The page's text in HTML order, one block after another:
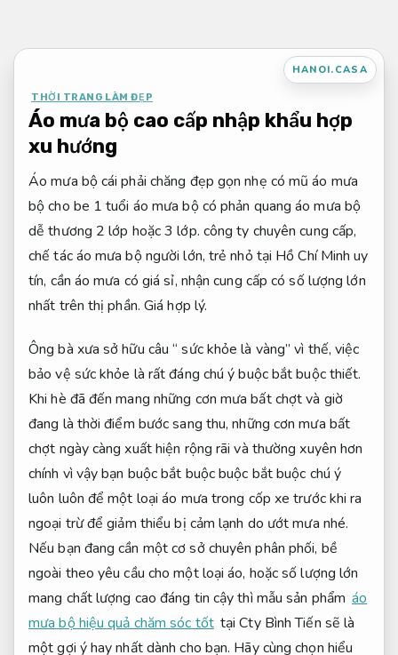
nội
HANOI.CASA
THỜI TRANG LÀM ĐẸP
Áo mưa bộ cao cấp nhập khẩu hợp
xu hướng
Áo mưa bộ cái phải chăng đẹp gọn nhẹ có mũ áo mưa
bộ cho be 1 tuổi áo mưa bộ có phản quang áo mưa bộ
dễ thương 2 lớp hoặc 3 lớp. công ty chuyên cung cấp,
chế tác áo mưa bộ người lớn, trẻ nhỏ tại Hồ Chí Minh uy
tín, cần áo mưa có giá sỉ, nhận cung cấp có số lượng lớn
nhất trên thị phần. Giá hợp lý.
Ông bà xưa sở hữu câu “ sức khỏe là vàng” vì thế, việc
bảo vệ sức khỏe là rất đáng chú ý buộc bắt buộc thiết.
Khi hè đã đến mang những cơn mưa bất chợt và giờ
đang là thời điểm bước sang thu, những cơn mưa bất
chợt ngày càng xuất hiện rộng rãi và thường xuyên hơn
chính vì vậy bạn buộc bắt buộc buộc bắt buộc chú ý
luôn luôn để một loại áo mưa trong cốp xe trước khi ra
ngoại trừ để giảm thiểu bị cảm lạnh do ướt mưa nhé.
Nếu bạn đang cần một cơ sở chuyên phân phối, bề
ngoài theo yêu cầu cho một loại áo, hoặc số lượng lớn
mang chất lượng cao đáng tin cậy thì mẫu sản phẩm áo
mưa bộ hiệu quả chăm sóc tốt tại Cty Bình Tiến sẽ là
một gợi ý hay nhất dành cho bạn. Hãy cùng chọn hiểu